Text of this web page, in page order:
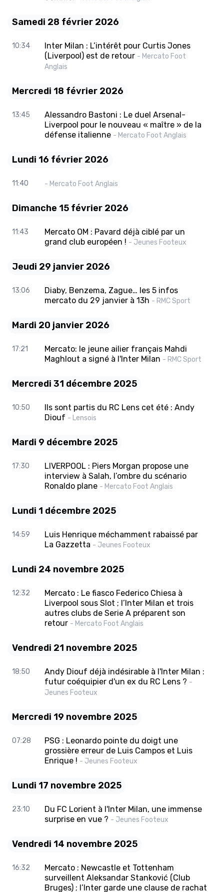
Samedi 28 février 2026
10:34
Inter Milan : L’intérêt pour Curtis Jones
(Liverpool) est de retour - Mercato Foot
Anglais
Mercredi 18 février 2026
13:45
Alessandro Bastoni : Le duel Arsenal-
Liverpool pour le nouveau « maître » de la
défense italienne - Mercato Foot Anglais
Lundi 16 février 2026
11:40 - Mercato Foot Anglais
Dimanche 15 février 2026
11:43
Mercato OM : Pavard déjà ciblé par un
grand club européen ! - Jeunes Footeux
Jeudi 29 janvier 2026
13:06
Diaby, Benzema, Zague… les 5 infos
mercato du 29 janvier à 13h - RMC Sport
Mardi 20 janvier 2026
17:21
Mercato: le jeune ailier français Mahdi
Maghlout a signé à l'Inter Milan - RMC Sport
Mercredi 31 décembre 2025
10:50
Ils sont partis du RC Lens cet été : Andy
Diouf - Lensois
Mardi 9 décembre 2025
17:30
LIVERPOOL : Piers Morgan propose une
interview à Salah, l’ombre du scénario
Ronaldo plane - Mercato Foot Anglais
Lundi 1 décembre 2025
14:59
Luis Henrique méchamment rabaissé par
La Gazzetta - Jeunes Footeux
Lundi 24 novembre 2025
12:32
Mercato : Le fiasco Federico Chiesa à
Liverpool sous Slot ; l’Inter Milan et trois
autres clubs de Serie A préparent son
retour - Mercato Foot Anglais
Vendredi 21 novembre 2025
18:50
Andy Diouf déjà indésirable à l'Inter Milan :
futur coéquipier d'un ex du RC Lens ? -
Jeunes Footeux
Mercredi 19 novembre 2025
07:28
PSG : Leonardo pointe du doigt une
grossière erreur de Luis Campos et Luis
Enrique ! - Jeunes Footeux
Lundi 17 novembre 2025
23:10
Du FC Lorient à l'Inter Milan, une immense
surprise en vue ? - Jeunes Footeux
Vendredi 14 novembre 2025
16:32
Mercato : Newcastle et Tottenham
surveillent Aleksandar Stanković (Club
Bruges) ; l’Inter garde une clause de rachat